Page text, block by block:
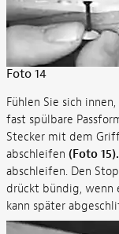
Foto 14
Fühlen Sie sich
fast spülbare
Stecker mit dem
abschleifen (Foto 15).
abschleifen. Den
drückt bündig, wenn
kann später